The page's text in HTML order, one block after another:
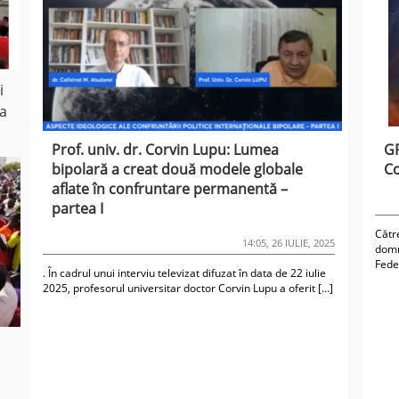
Prof. univ. dr. Corvin Lupu: Lumea
bipolară a creat două modele globale
aflate în confruntare permanentă –
partea I
14:05, 26 IULIE, 2025
. În cadrul unui interviu televizat difuzat în data de 22 iulie
2025, profesorul universitar doctor Corvin Lupu a oferit […]